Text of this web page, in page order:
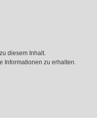
diesem Inhalt.
Informationen zu erhalten.